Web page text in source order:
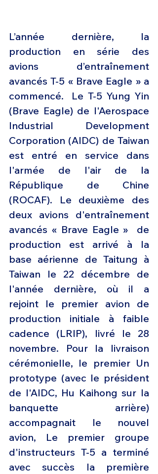
L’année dernière, la
production en série des
avions d’entraînement
avancés T-5 « Brave Eagle » a
commencé.  Le T-5 Yung Yin
(Brave Eagle) de l'Aerospace
Industrial Development
Corporation (AIDC) de Taiwan
est entré en service dans
l'armée de l'air de la
République de Chine
(ROCAF). Le deuxième des
deux avions d'entraînement
avancés « Brave Eagle »  de
production est arrivé à la
base aérienne de Taitung à
Taiwan le 22 décembre de
l'année dernière, où il a
rejoint le premier avion de
production initiale à faible
cadence (LRIP), livré le 28
novembre. Pour la livraison
cérémonielle, le premier Un
prototype (avec le président
de l'AIDC, Hu Kaihong sur la
banquette arrière)
accompagnait le nouvel
avion, Le premier groupe
d'instructeurs T-5 a terminé
avec succès la première